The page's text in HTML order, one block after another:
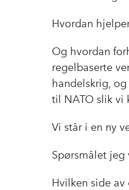
Hvordan
Og hvordan
regelbaserte
handelskrig,
til NATO slik vi
Vi står i en ny
Spørsmålet
Hvilken side av